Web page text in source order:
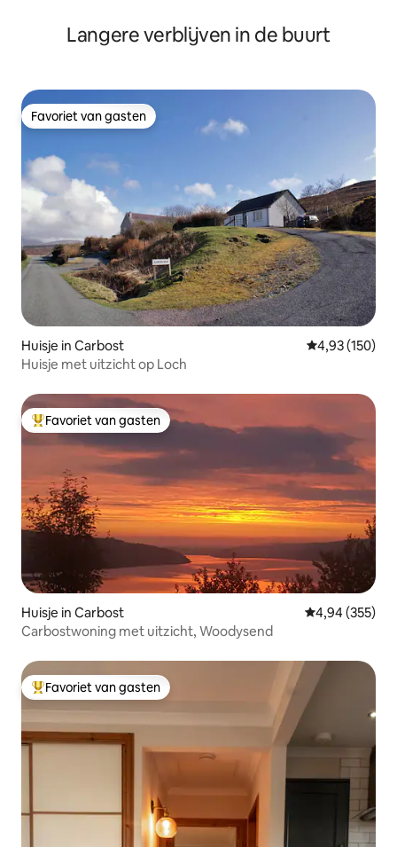
Langere verblijven in de buurt
Favoriet van gasten
Favoriet van gasten
Huisje in Carbost Gemiddelde
4,93 (150)
Huisje met uitzicht op Loch
Topfavoriet van gasten
Favoriet van gasten
Huisje in Carbost Gemiddelde
4,94 (355)
Carbostwoning met uitzicht, Woodysend
Topfavoriet van gasten
Favoriet van gasten